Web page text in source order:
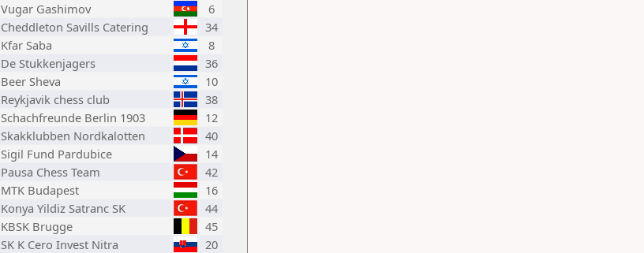
Vugar Gashimov
6
Cheddleton Savills Catering
34
Kfar Saba
8
De Stukkenjagers
36
Beer Sheva
10
Reykjavik chess club
38
Schachfreunde Berlin 1903
12
Skakklubben Nordkalotten
40
Sigil Fund Pardubice
14
Pausa Chess Team
42
MTK Budapest
16
Konya Yildiz Satranc SK
44
KBSK Brugge
45
SK K Cero Invest Nitra
20